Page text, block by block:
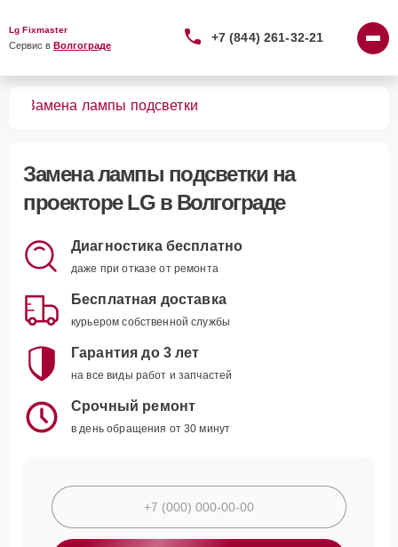
Lg Fixmaster
Сервис в Волгограде
+7 (844) 261-32-21
Замена лампы подсветки
Замена лампы подсветки на
проекторе LG в Волгограде
Диагностика бесплатно
даже при отказе от ремонта
Бесплатная доставка
курьером собственной службы
Гарантия до 3 лет
на все виды работ и запчастей
Срочный ремонт
в день обращения от 30 минут